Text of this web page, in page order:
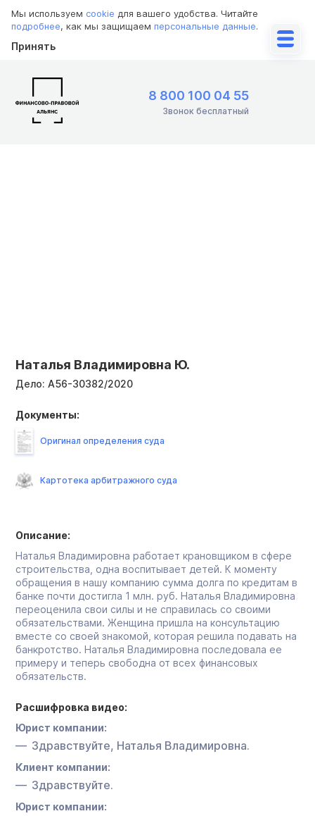
Мы используем cookie для вашего удобства. Читайте
подробнее, как мы защищаем персональные данные.
Принять
8 800 100 04 55
Звонок бесплатный
Наталья Владимировна Ю.
Дело: А56-30382/2020
Описание:
Наталья Владимировна работает крановщиком в сфере
строительства, одна воспитывает детей. К моменту
обращения в нашу компанию сумма долга по кредитам в
банке почти достигла 1 млн. руб. Наталья Владимировна
переоценила свои силы и не справилась со своими
обязательствами. Женщина пришла на консультацию
вместе со своей знакомой, которая решила подавать на
банкротство. Наталья Владимировна последовала ее
примеру и теперь свободна от всех финансовых
обязательств.
Расшифровка видео:
Юрист компании:
Здравствуйте, Наталья Владимировна.
Клиент компании:
Здравствуйте.
Юрист компании:
Документы:
Оригинал определения суда
Картотека арбитражного суда